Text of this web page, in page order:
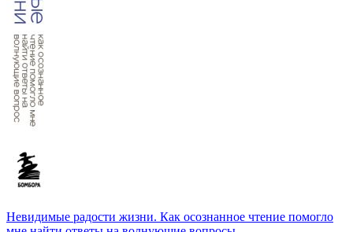
Невидимые радости жизни. Как осознанное чтение помогло